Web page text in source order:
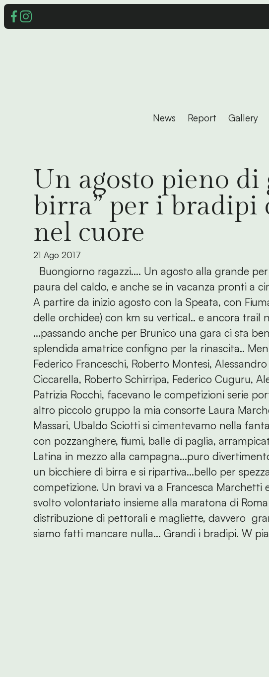
News Report Gallery
Un agosto pieno di
birra” per i bradipi
nel cuore
21 Ago 2017
Buongiorno ragazzi.... Un agosto alla grande
paura del caldo, e anche se in vacanza pronti a
A partire da inizio agosto con la Speata, con
delle orchidee) con km su vertical.. e ancora trail
...passando anche per Brunico una gara ci sta
splendida amatrice configno per la rinascita..
Federico Franceschi, Roberto Montesi,
Ciccarella, Roberto Schirripa, Federico Cuguru,
Patrizia Rocchi, facevano le competizioni serie
altro piccolo gruppo la mia consorte Laura
Massari, Ubaldo Sciotti si cimentevamo nella
con pozzanghere, fiumi, balle di paglia,
Latina in mezzo alla campagna...puro
un bicchiere di birra e si ripartiva...bello per
competizione. Un bravi va a Francesca Marchetti
svolto volontariato insieme alla maratona di
distribuzione di pettorali e magliette, davvero
siamo fatti mancare nulla... Grandi i bradipi. W